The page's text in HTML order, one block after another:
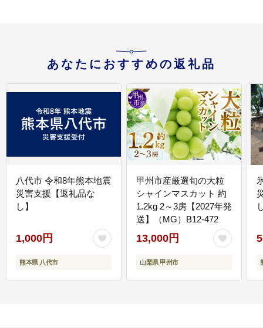
あなたにおすすめの返礼品
八代市 令和8年熊本地震
災害支援【返礼品な
し】
1,000円
熊本県 八代市
甲州市産厳選旬の大粒
シャインマスカット 約
1.2kg 2～3房【2027年発
送】（MG）B12-472
13,000円
山梨県 甲州市